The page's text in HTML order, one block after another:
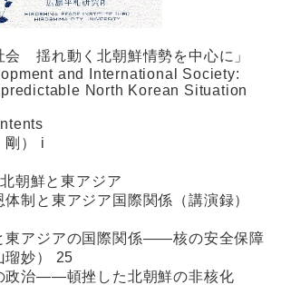
会 揺れ動く北朝鮮情勢を中心に」
and International Society:
North Korean Situation
） i
朝鮮と東アジア
制と東アジア国際関係（講演録）
アジアの国際関係――核の安全保障
瑠妙） 25
治――頓挫した北朝鮮の非核化